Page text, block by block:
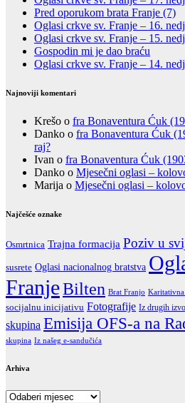
Pred oporukom brata Franje (7)
Oglasi crkve sv. Franje – 16.
Oglasi crkve sv. Franje – 15.
Gospodin mi je dao braću
Oglasi crkve sv. Franje – 14.
Najnoviji komentari
Krešo o fra Bonaventura Ćuk
Danko o fra Bonaventura Ćuk
raj?
Ivan o fra Bonaventura Ćuk
Danko o Mjesečni oglasi –
Marija o Mjesečni oglasi –
Najčešće oznake
Osmrtnica Trajna formacija Poziv u
susrete Oglasi nacionalnog bratstva
FranjeBilten Brat Franjo
socijalnu inicijativu Fotografije Iz drugih
skupina Emisija OFS-a na
skupina Iz našeg e-sandučića
Arhiva
Arhiva